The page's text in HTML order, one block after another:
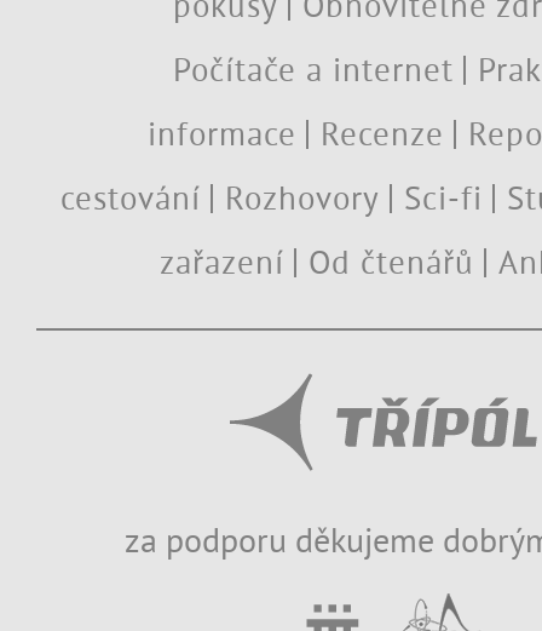
Počítače a internet
informace
Recenze
cestování
Rozhovory Sci-fi
zařazení
Od čtenářů
za podporu děkujeme